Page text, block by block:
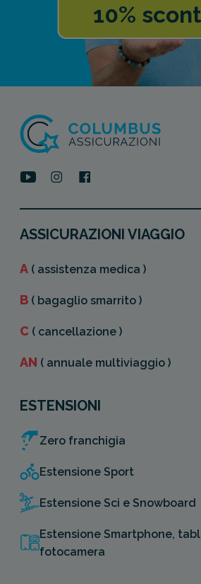
10%
ASSICURAZIONI VIAGGIO
A ( assistenza medica )
B ( bagaglio smarrito )
C ( cancellazione )
AN ( annuale multiviaggio )
ESTENSIONI
Zero franchigia
Estensione Sport
Estensione Sci e Snowboard
Estensione Smartphone,
fotocamera